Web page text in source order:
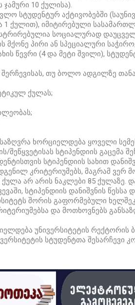
10 ქულისა).
სტუდენტურ აქტივობებში
1 ქულით), იმიტირებული
სოციალურად
პირი ან სპეციალური
წევრი (4 და მეტი შვილი),
თუ ბოლო ადგილზე
ქულას;
ხორციელდება ყოველი
სტიპენდიის გაცემა
სტიპენდიის სახით
კრიტერიუმებს, მაგრამ ვერ
არ არის ნაკლები 85 ქულაზე.
სტიპენდიის დანიშვნის
შორის გაფორმებული
და მოთხოვნებს
უნივერსიტეტის რექტორის
სტუდენტთა შესარჩევი